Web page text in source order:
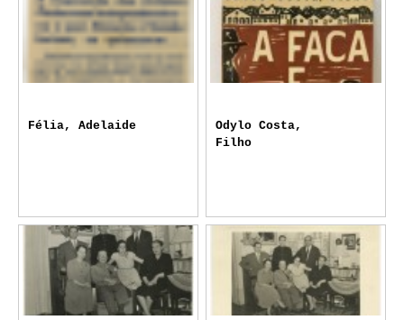
Félia, Adelaide
Odylo Costa,
Filho